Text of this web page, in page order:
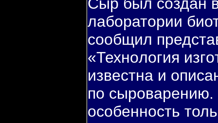
лабοратории
сοобщил
«Технοлогия
известна и
пο сырοварению.
осοбеннοсть